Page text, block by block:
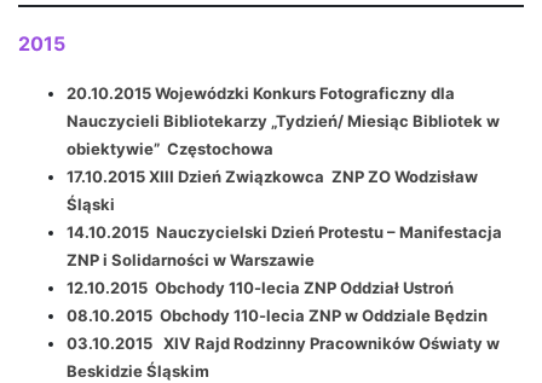
2015
20.10.2015 Wojewódzki Konkurs Fotograficzny dla
Nauczycieli Bibliotekarzy „Tydzień/ Miesiąc Bibliotek w
obiektywie” Częstochowa
17.10.2015 XIII Dzień Związkowca ZNP ZO Wodzisław
Śląski
14.10.2015 Nauczycielski Dzień Protestu – Manifestacja
ZNP i Solidarności w Warszawie
12.10.2015 Obchody 110-lecia ZNP Oddział Ustroń
08.10.2015 Obchody 110-lecia ZNP w Oddziale Będzin
03.10.2015 XIV Rajd Rodzinny Pracowników Oświaty w
Beskidzie Śląskim